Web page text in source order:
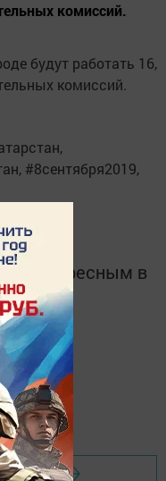
комиссий.
будут работать 16,
комиссий.
#8сентября2019,
и интересным в
в
MАХ: